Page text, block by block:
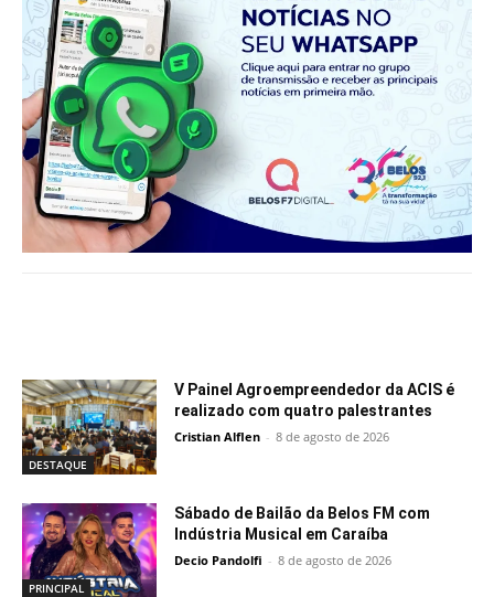
DESTAQUE
V Painel Agroempreendedor da ACIS é
realizado com quatro palestrantes
Cristian Alflen - 8 de agosto de 2026
PRINCIPAL
Sábado de Bailão da Belos FM com
Indústria Musical em Caraíba
Decio Pandolfi - 8 de agosto de 2026